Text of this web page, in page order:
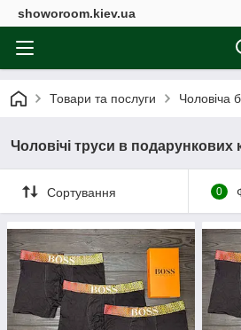
showoroom.kiev.ua
Товари та послуги Чоловіча
Чоловічі труси в подарункових
Сортування 0